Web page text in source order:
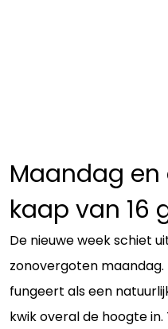
Maandag en
kaap van 16
De nieuwe week schiet
zonovergoten maandag.
fungeert als een
kwik overal de hoogte